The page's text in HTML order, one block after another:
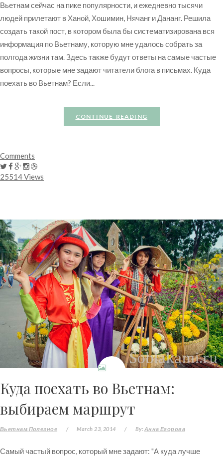
Вьетнам сейчас на пике популярности, и ежедневно тысячи
людей прилетают в Ханой, Хошимин, Нячанг и Дананг. Решила
создать такой пост, в котором была бы систематизирована вся
информация по Вьетнаму, которую мне удалось собрать за
полгода жизни там. Здесь также будут ответы на самые частые
вопросы, которые мне задают читатели блога в письмах. Куда
поехать во Вьетнам? Если...
CONTINUE READING
Comments
25514 Views
Куда поехать во Вьетнам:
выбираем маршрут
Вьетнам Полезное / March 23, 2014 / By: Анна Егорова
Самый частый вопрос, который мне задают: "А куда лучше